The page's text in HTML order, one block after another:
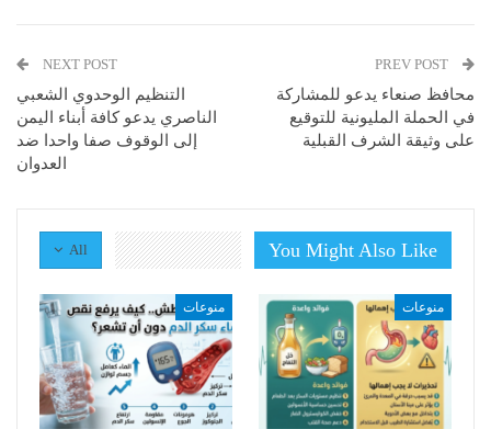
محافظ صنعاء يدعو للمشاركة
في الحملة المليونية للتوقيع
على وثيقة الشرف القبلية
NEXT POST
التنظيم الوحدوي الشعبي
الناصري يدعو كافة أبناء اليمن
إلى الوقوف صفا واحدا ضد
العدوان
All You Might Also Like
منوعات منوعات